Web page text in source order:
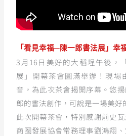
「看見幸福─陳一郎書法展」幸
3月16日美好的大稻埕午後，
展」開幕茶會圓滿舉辦！現場
音，為此次茶會揭開序幕。悠
郎的書法創作，可說是一場美好
此次開幕茶會，特別感謝前史
商圈發展協會常務理事劉鴻翔